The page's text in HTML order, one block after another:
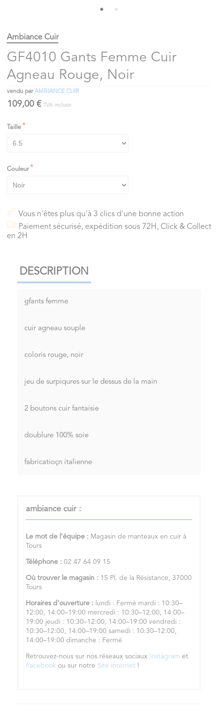
Ambiance Cuir
GF4010 Gants Femme Cuir
Agneau Rouge, Noir
vendu parAMBIANCE CUIR
109,00 € TVA incluse
Taille
Couleur
Vous n'êtes plus qu'à 3 clics d'une bonne action
Paiement sécurisé, expédition sous 72H, Click & Collect
en 2H
DESCRIPTION
gfants femme
cuir agneau souple
coloris rouge, noir
jeu de surpiqures sur le dessus de la main
2 boutons cuir fantaisie
doublure 100% soie
fabricatioçn italienne
ambiance cuir :
Le mot de l'équipe : Magasin de manteaux en cuir à
Tours
Téléphone : 02 47 64 09 15
Où trouver le magasin : 15 Pl. de la Résistance, 37000
Tours
Horaires d’ouverture : lundi : Fermé mardi : 10:30–
12:00, 14:00–19:00 mercredi : 10:30–12:00, 14:00–
19:00 jeudi : 10:30–12:00, 14:00–19:00 vendredi :
10:30–12:00, 14:00–19:00 samedi : 10:30–12:00,
14:00–19:00 dimanche : Fermé
Retrouvez-nous sur nos réseaux sociaux Instagram et
Facebook ou sur notre Site internet !